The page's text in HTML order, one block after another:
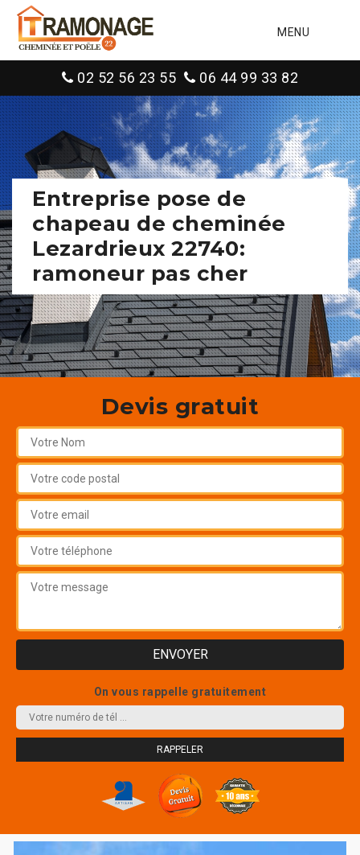
MENU
02 52 56 23 55 06 44 99 33 82
Entreprise pose de
chapeau de cheminée
Lezardrieux 22740:
ramoneur pas cher
Devis gratuit
On vous rappelle gratuitement